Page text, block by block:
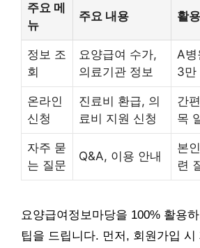
주요 메
뉴
주요 내용 활
정보 조
회
요양급여 수가,
의료기관 정보
A병
3만
온라인
신청
진료비 환급, 의
료비 지원 신청
간
목
자주 묻
는 질문
Q&A, 이용 안내
본
련
요양급여정보마당을 100% 활용
팁을 드립니다. 먼저, 회원가입 시